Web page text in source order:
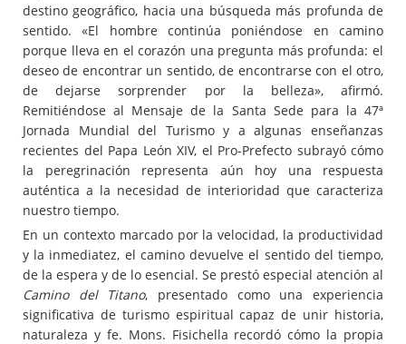
destino geográfico, hacia una búsqueda más profunda de
sentido. «El hombre continúa poniéndose en camino
porque lleva en el corazón una pregunta más profunda: el
deseo de encontrar un sentido, de encontrarse con el otro,
de dejarse sorprender por la belleza», afirmó.
Remitiéndose al Mensaje de la Santa Sede para la 47ª
Jornada Mundial del Turismo y a algunas enseñanzas
recientes del Papa León XIV, el Pro-Prefecto subrayó cómo
la peregrinación representa aún hoy una respuesta
auténtica a la necesidad de interioridad que caracteriza
nuestro tiempo.
En un contexto marcado por la velocidad, la productividad
y la inmediatez, el camino devuelve el sentido del tiempo,
de la espera y de lo esencial. Se prestó especial atención al
Camino del Titano, presentado como una experiencia
significativa de turismo espiritual capaz de unir historia,
naturaleza y fe. Mons. Fisichella recordó cómo la propia